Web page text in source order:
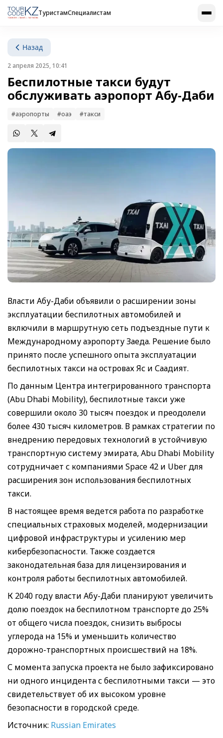
ТуристамСпециалистам
Назад
2 апреля 2025, 10:41
Беспилотные такси будут
обслуживать аэропорт Абу-Даби
#аэропорты #оаэ #такси
Власти Абу-Даби объявили о расширении зоны
эксплуатации беспилотных автомобилей и
включили в маршрутную сеть подъездные пути к
Международному аэропорту Заеда. Решение было
принято после успешного опыта эксплуатации
беспилотных такси на островах Яс и Саадият.
По данным Центра интегрированного транспорта
(Abu Dhabi Mobility), беспилотные такси уже
совершили около 30 тысяч поездок и преодолели
более 430 тысяч километров. В рамках стратегии по
внедрению передовых технологий в устойчивую
транспортную систему эмирата, Abu Dhabi Mobility
сотрудничает с компаниями Space 42 и Uber для
расширения зон использования беспилотных
такси.
В настоящее время ведется работа по разработке
специальных страховых моделей, модернизации
цифровой инфраструктуры и усилению мер
кибербезопасности. Также создается
законодательная база для лицензирования и
контроля работы беспилотных автомобилей.
К 2040 году власти Абу-Даби планируют увеличить
долю поездок на беспилотном транспорте до 25%
от общего числа поездок, снизить выбросы
углерода на 15% и уменьшить количество
дорожно-транспортных происшествий на 18%.
С момента запуска проекта не было зафиксировано
ни одного инцидента с беспилотными такси — это
свидетельствует об их высоком уровне
безопасности в городской среде.
Источник: Russian Emirates